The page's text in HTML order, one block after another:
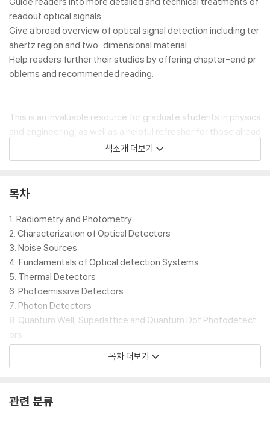
readout optical signals
Give a broad overview of optical signal detection including ter
ahertz region and two-dimensional material
Help readers further their studies by offering chapter-end pr
oblems and recommended reading.
This is an invaluable resource for graduate students in physics
and engineering, as well as a helpful refresher for those alread
y working with aerospace sensors and systems, remote sens
ing, thermal imaging, military imaging, optical telecommunicati
책소개 더보기
목차
1. Radiometry and Photometry
2. Characterization of Optical Detectors
3. Noise Sources
4. Fundamentals of Optical detection Systems.
5. Thermal Detectors
6. Photoemissive Detectors
7. Photon Detectors
8. Quantum Well, Superlattice and Quantum Dot Photodetect
ors
9. 2D Material Photodetectors
목차 더보기
관련 분류